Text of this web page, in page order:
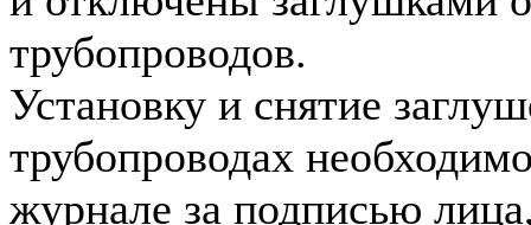
трубопроводов.
Установку и снятие
трубопроводах
журнале за подписью